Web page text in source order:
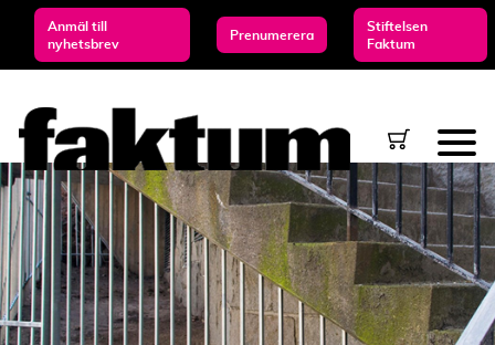
Anmäl till
nyhetsbrev
Prenumerera
Stiftelsen
Faktum